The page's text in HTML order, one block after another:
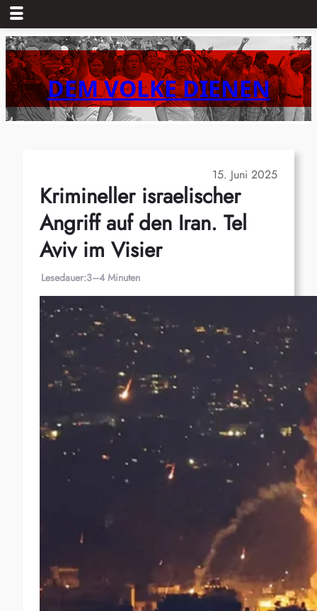
Zum
Inhalt
springenDEM VOLKE DIENEN
15. Juni 2025
Krimineller israelischer
Angriff auf den Iran. Tel
Aviv im Visier
Lesedauer:3–4 Minuten